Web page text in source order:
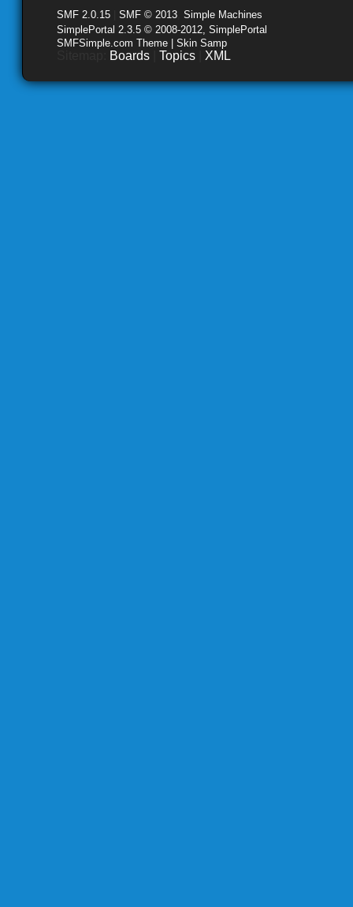
SMF 2.0.15 SMF © 2013 Simple Machines
SimplePortal 2.3.5 © 2008-2012, SimplePortal
SMFSimple.com Theme | Skin Samp
Boards Topics XML